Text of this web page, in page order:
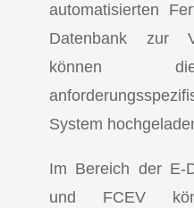
automatisierten
Datenbank zur
können
System
Im Bereich der E-
und FCEV